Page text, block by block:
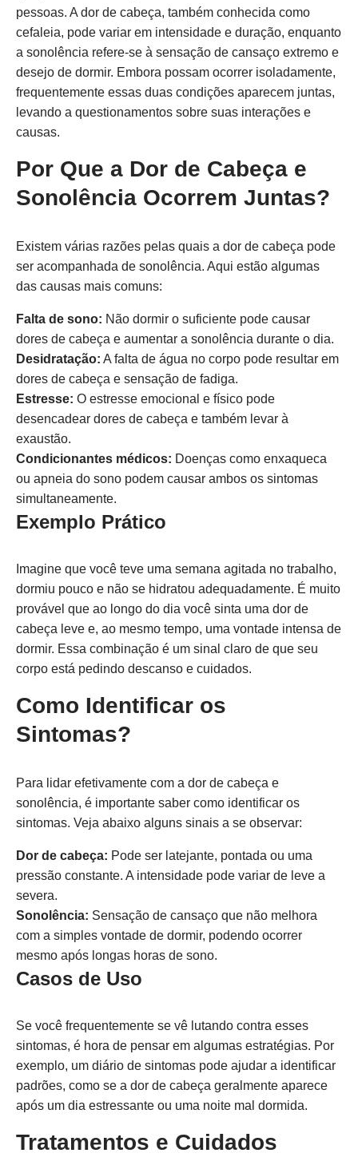
pessoas. A dor de cabeça, também conhecida como
cefaleia, pode variar em intensidade e duração, enquanto
a sonolência refere-se à sensação de cansaço extremo e
desejo de dormir. Embora possam ocorrer isoladamente,
frequentemente essas duas condições aparecem juntas,
levando a questionamentos sobre suas interações e
causas.
Por Que a Dor de Cabeça e
Sonolência Ocorrem Juntas?
Existem várias razões pelas quais a dor de cabeça pode
ser acompanhada de sonolência. Aqui estão algumas
das causas mais comuns:
Falta de sono: Não dormir o suficiente pode causar
dores de cabeça e aumentar a sonolência durante o dia.
Desidratação: A falta de água no corpo pode resultar em
dores de cabeça e sensação de fadiga.
Estresse: O estresse emocional e físico pode
desencadear dores de cabeça e também levar à
exaustão.
Condicionantes médicos: Doenças como enxaqueca
ou apneia do sono podem causar ambos os sintomas
simultaneamente.
Exemplo Prático
Imagine que você teve uma semana agitada no trabalho,
dormiu pouco e não se hidratou adequadamente. É muito
provável que ao longo do dia você sinta uma dor de
cabeça leve e, ao mesmo tempo, uma vontade intensa de
dormir. Essa combinação é um sinal claro de que seu
corpo está pedindo descanso e cuidados.
Como Identificar os
Sintomas?
Para lidar efetivamente com a dor de cabeça e
sonolência, é importante saber como identificar os
sintomas. Veja abaixo alguns sinais a se observar:
Dor de cabeça: Pode ser latejante, pontada ou uma
pressão constante. A intensidade pode variar de leve a
severa.
Sonolência: Sensação de cansaço que não melhora
com a simples vontade de dormir, podendo ocorrer
mesmo após longas horas de sono.
Casos de Uso
Se você frequentemente se vê lutando contra esses
sintomas, é hora de pensar em algumas estratégias. Por
exemplo, um diário de sintomas pode ajudar a identificar
padrões, como se a dor de cabeça geralmente aparece
após um dia estressante ou uma noite mal dormida.
Tratamentos e Cuidados